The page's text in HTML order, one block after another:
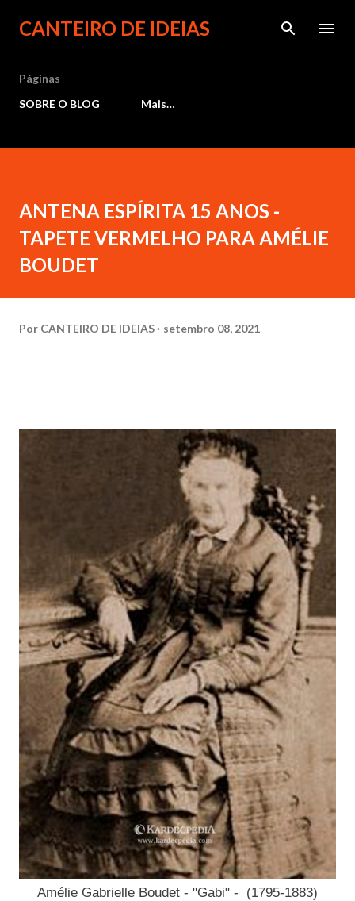
Pular para o conteúdo principal
CANTEIRO DE IDEIAS
Páginas
SOBRE O BLOG
Mais…
ANTENA ESPÍRITA 15 ANOS -
TAPETE VERMELHO PARA AMÉLIE
BOUDET
Por CANTEIRO DE IDEIAS setembro 08, 2021
Amélie Gabrielle Boudet - "Gabi" - (1795-1883)